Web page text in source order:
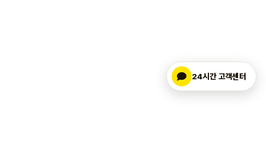
24시간 고객센터